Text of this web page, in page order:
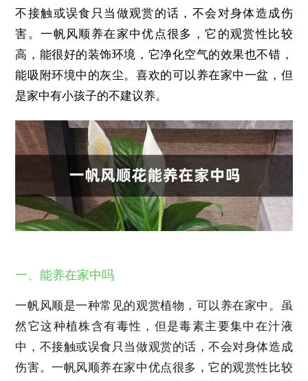
不接触或误食只当做观赏的话，不会对身体造成伤
害。一帆风顺养在家中优点很多，它的观赏性比较
高，能很好的装饰环境，它净化空气的效果也不错，
能吸附环境中的灰尘。喜欢的可以养在家中一盆，但
是家中有小孩子的不建议养。
一、能养在家中吗
一帆风顺是一种常见的观赏植物，可以养在家中。虽
然它这种植株含有毒性，但是毒素主要集中在汁液
中，不接触或误食只当做观赏的话，不会对身体造成
伤害。一帆风顺养在家中优点很多，它的观赏性比较